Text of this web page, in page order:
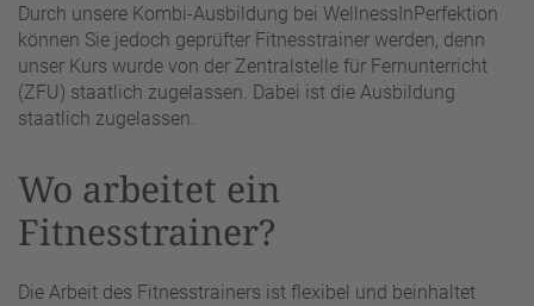
Durch unsere Kombi-Ausbildung bei WellnessInPerfektion
können Sie jedoch geprüfter Fitnesstrainer werden, denn
unser Kurs wurde von der Zentralstelle für Fernunterricht
(ZFU) staatlich zugelassen. Dabei ist die Ausbildung
staatlich zugelassen.
Wo arbeitet ein
Fitnesstrainer?
Die Arbeit des Fitnesstrainers ist flexibel und beinhaltet